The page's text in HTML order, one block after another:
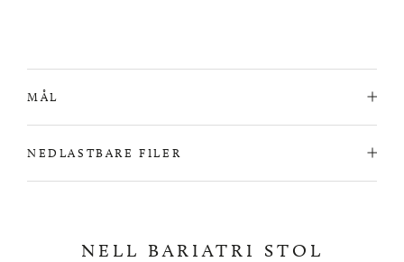
MÅL
NEDLASTBARE FILER
NELL BARIATRI STOL